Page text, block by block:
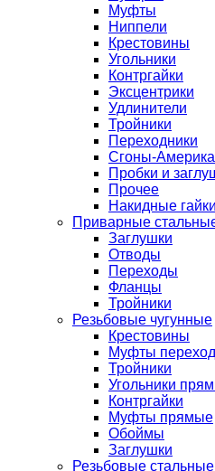
Муфты
Ниппели
Крестовины
Угольники
Контргайки
Эксцентрики
Удлинители
Тройники
Переходники
Сгоны-
Пробки и
Прочее
Накидные гайки
Приварные
Заглушки
Отводы
Переходы
Фланцы
Тройники
Резьбовые чугунные
Крестовины
Муфты
Тройники
Угольники
Контргайки
Муфты прямые
Обоймы
Заглушки
Резьбовые стальные